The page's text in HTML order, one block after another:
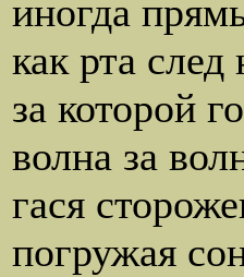
иногда
как рта
за которой
волна за
гася
погружая